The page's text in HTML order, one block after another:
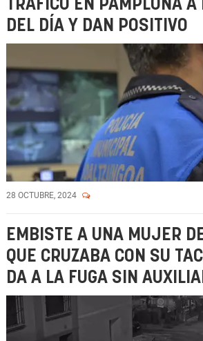
TRÁFICO EN PAMPLONA A
DEL DÍA Y DAN POSITIVO
28 OCTUBRE, 2024
EMBISTE A UNA MUJER
QUE CRUZABA CON SU
DA A LA FUGA SIN